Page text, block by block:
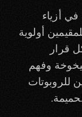
أزياء
أولوية
قرار
وفهم
للروبوتات